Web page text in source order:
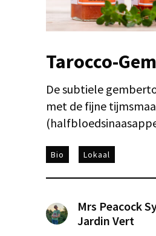
Tarocco-
De subtiele
met de fijne
Bio Lokaal
Mrs Peacock
Jardin Vert